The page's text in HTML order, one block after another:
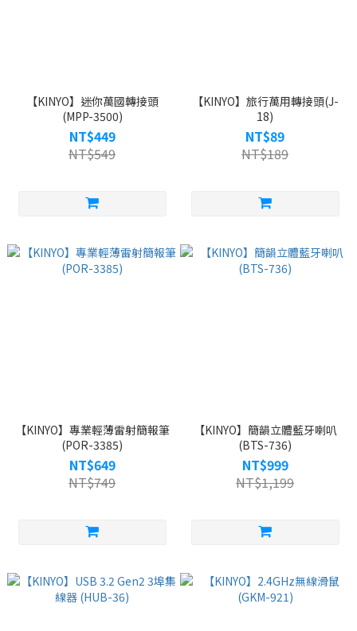
【KINYO】迷你萬國轉接頭
(MPP-3500)
NT$449
NT$549
【KINYO】旅行萬用轉接頭(J-
18)
NT$89
NT$189
【KINYO】專業輕薄雷射簡報筆
(POR-3385)
NT$649
NT$749
【KINYO】簡韻立體藍牙喇叭
(BTS-736)
NT$999
NT$1,199